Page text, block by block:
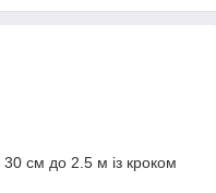
30 см до 2.5 м із кроком